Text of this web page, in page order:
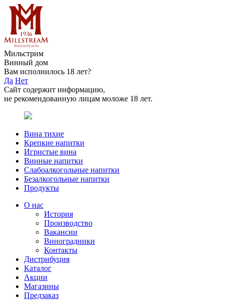
Мильстрим
Винный дом
Вам исполнилось 18 лет?
Да Нет
Сайт содержит информацию,
не рекомендованную лицам моложе 18 лет.
Вина тихие
Крепкие напитки
Игристые вина
Винные напитки
Слабоалкогольные напитки
Безалкогольные напитки
Продукты
О нас
История
Производство
Вакансии
Виноградники
Контакты
Дистрибуция
Каталог
Акции
Магазины
Предзаказ